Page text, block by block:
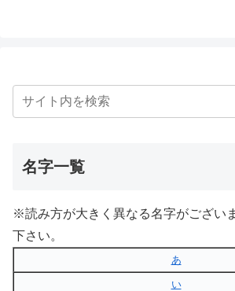
名字一覧
※読み方が大きく異なる名字がござい
下さい。
あ
い